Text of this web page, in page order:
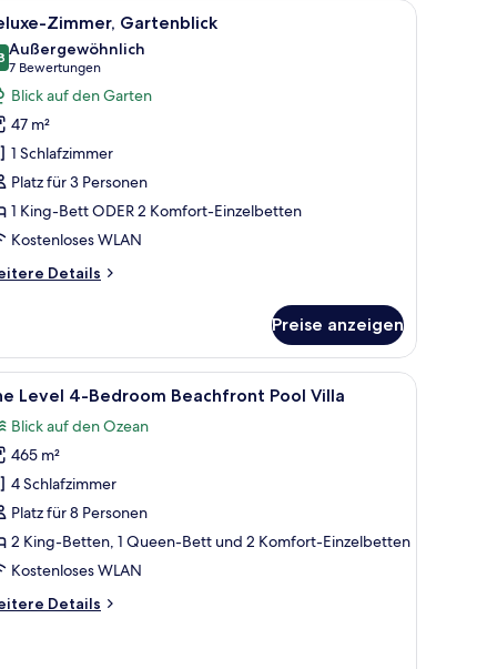
und Blick auf den Ozean.
Bett, einem Schreibtisch, einem Sessel, einer Sitzgruppe und Blick
Ein Hotelzimmer mit zwei Betten, einer
4 Zimmer, Gartenblick
von 10
Außergewöhnlich
7 Bewertungen
(7
Bewertungen)
Blick auf den Garten
47 m²
1 Schlafzimmer
Platz für 3 Personen
1 King-Bett ODER 2 Komfort-Einzelbetten
Kostenloses WLAN
Details
Preise anzeigen
einem Schreibtisch mit Stuhl, einem Fernseher und Blick auf den Strand.
Ein modernes Wohnzimmer mit großem
5 Level 4-Bedroom Beachfront Pool Villa
Blick auf den Ozean
465 m²
4 Schlafzimmer
Platz für 8 Personen
2 King-Betten, 1 Queen-Bett und 2 Komfort-Einzelbetten
Kostenloses WLAN
Details